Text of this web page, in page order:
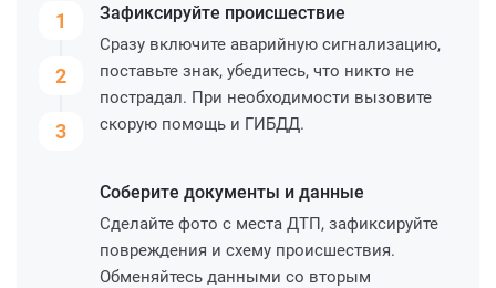
1
2
3
Зафиксируйте происшествие
Сразу включите аварийную сигнализацию,
поставьте знак, убедитесь, что никто не
пострадал. При необходимости вызовите
скорую помощь и ГИБДД.
Соберите документы и данные
Сделайте фото с места ДТП, зафиксируйте
повреждения и схему происшествия.
Обменяйтесь данными со вторым